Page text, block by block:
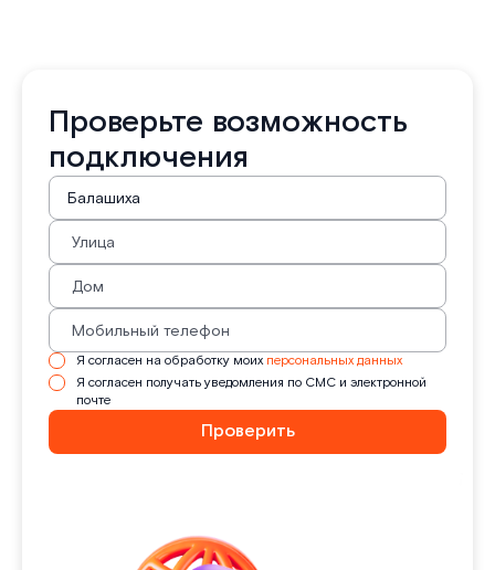
Проверьте возможность
подключения
Я согласен на обработку моих персональных данных
Я согласен получать уведомления по СМС и электронной
почте
Проверить